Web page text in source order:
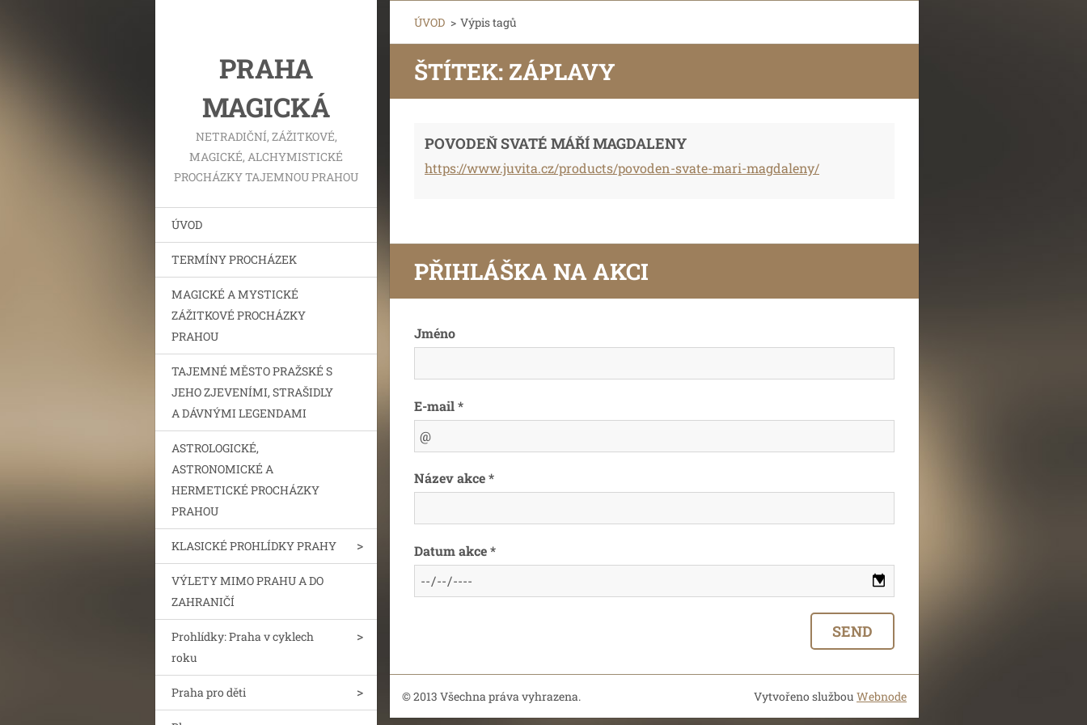
PRAHA
MAGICKÁ
NETRADIČNÍ, ZÁŽITKOVÉ,
MAGICKÉ, ALCHYMISTICKÉ
PROCHÁZKY TAJEMNOU PRAHOU
ÚVOD
TERMÍNY PROCHÁZEK
MAGICKÉ A MYSTICKÉ
ZÁŽITKOVÉ PROCHÁZKY
PRAHOU
TAJEMNÉ MĚSTO PRAŽSKÉ S
JEHO ZJEVENÍMI, STRAŠIDLY
A DÁVNÝMI LEGENDAMI
ASTROLOGICKÉ,
ASTRONOMICKÉ A
HERMETICKÉ PROCHÁZKY
PRAHOU
KLASICKÉ PROHLÍDKY PRAHY
VÝLETY MIMO PRAHU A DO
ZAHRANIČÍ
Prohlídky: Praha v cyklech
roku
Praha pro děti
ÚVOD > Výpis tagů
ŠTÍTEK: ZÁPLAVY
POVODEŇ SVATÉ MÁŘÍ MAGDALENY
https://www.juvita.cz/products/povoden-svate-mari-magdaleny/
PŘIHLÁŠKA NA AKCI
Jméno
E-mail *
Název akce *
Datum akce *
© 2013 Všechna práva vyhrazena. Vytvořeno službouWebnode